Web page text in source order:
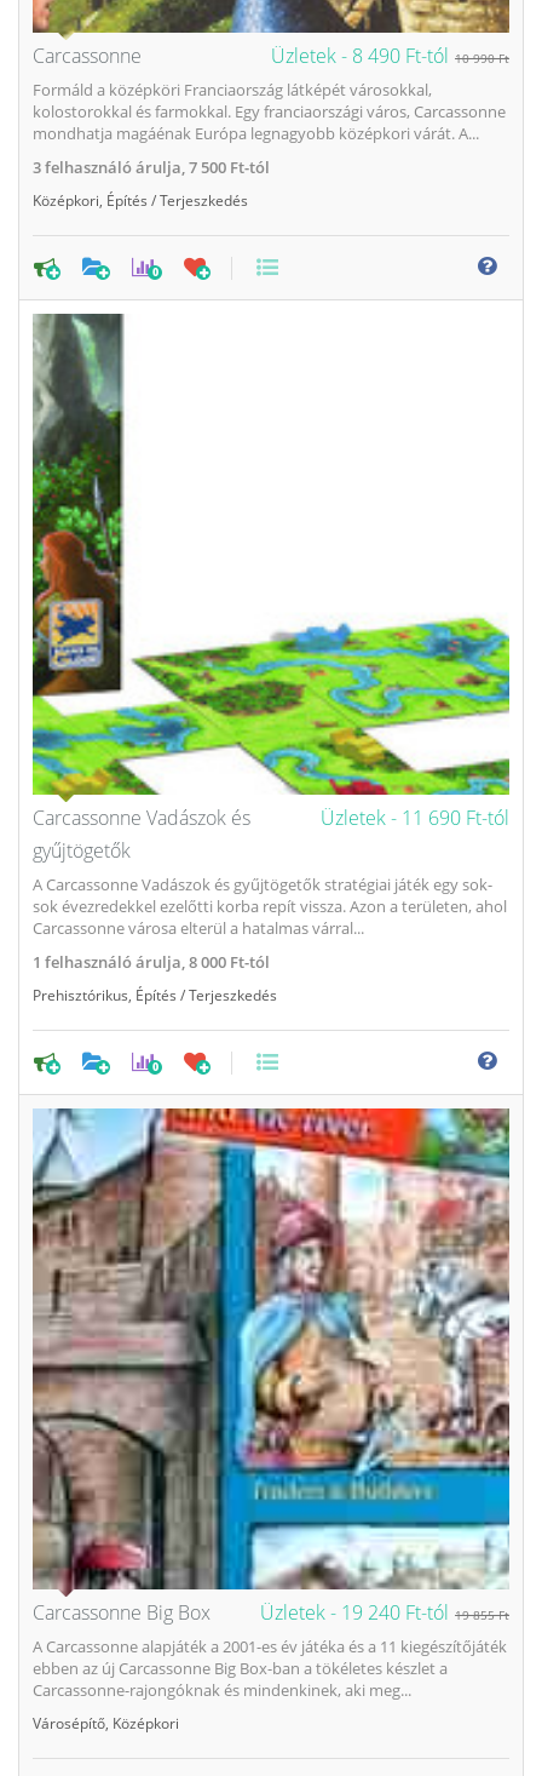
Üzletek - 8 490 Ft-tól 10 990 Ft
Carcassonne
Formáld a középköri Franciaország látképét városokkal,
kolostorokkal és farmokkal. Egy franciaországi város, Carcassonne
mondhatja magáénak Európa legnagyobb középkori várát. A...
3felhasználó árulja,7 500 Ft-tól
Középkori Építés / Terjeszkedés
0
Üzletek - 11 690 Ft-tól
Carcassonne Vadászok és
gyűjtögetők
A Carcassonne Vadászok és gyűjtögetők stratégiai játék egy sok-
sok évezredekkel ezelőtti korba repít vissza. Azon a területen, ahol
Carcassonne városa elterül a hatalmas várral...
1 felhasználó árulja,8 000 Ft-tól
Prehisztórikus Építés / Terjeszkedés
0
Üzletek - 19 240 Ft-tól 19 855 Ft
Carcassonne Big Box
A Carcassonne alapjáték a 2001-es év játéka és a 11 kiegészítőjáték
ebben az új Carcassonne Big Box-ban a tökéletes készlet a
Carcassonne-rajongóknak és mindenkinek, aki meg...
Városépítő Középkori